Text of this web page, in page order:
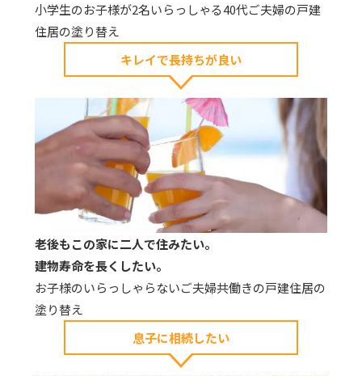
小学生のお子様が2名いらっしゃる40代ご夫婦の戸建
住居の塗り替え
キレイで長持ちが良い
老後もこの家に二人で住みたい。
建物寿命を長くしたい。
お子様のいらっしゃらないご夫婦共働きの戸建住居の
塗り替え
息子に相続したい